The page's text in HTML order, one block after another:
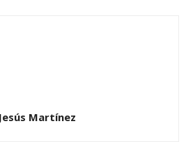
Jesús Martínez